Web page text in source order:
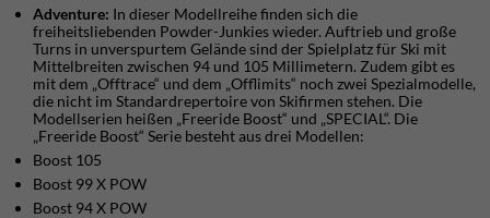
Adventure: In dieser Modellreihe finden sich die
freiheitsliebenden Powder-Junkies wieder. Auftrieb und große
Turns in unverspurtem Gelände sind der Spielplatz für Ski mit
Mittelbreiten zwischen 94 und 105 Millimetern. Zudem gibt es
mit dem „Offtrace“ und dem „Offlimits“ noch zwei Spezialmodelle,
die nicht im Standardrepertoire von Skifirmen stehen. Die
Modellserien heißen „Freeride Boost“ und „SPECIAL“. Die
„Freeride Boost“ Serie besteht aus drei Modellen:
Boost 105
Boost 99 X POW
Boost 94 X POW